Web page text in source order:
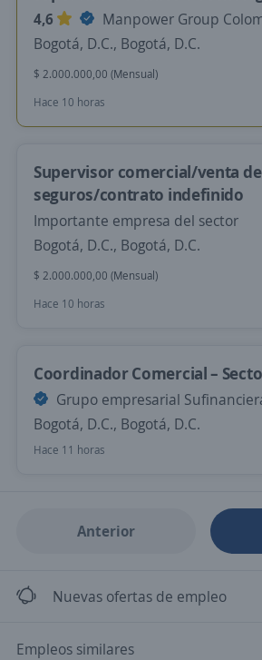
4,6
Manpower Group
Bogotá, D.C., Bogotá, D.C.
$ 2.000.000,00 (Mensual)
Hace 10 horas
Supervisor comercial/venta de
seguros/contrato indefinido
Importante empresa del sector
Bogotá, D.C., Bogotá, D.C.
$ 2.000.000,00 (Mensual)
Hace 10 horas
Coordinador Comercial –
Grupo empresarial
Bogotá, D.C., Bogotá, D.C.
Hace 11 horas
Anterior
Nuevas ofertas de empleo
Empleos similares